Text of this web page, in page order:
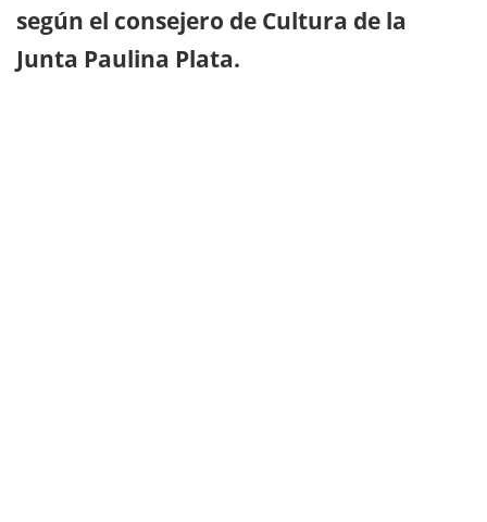
según el consejero de Cultura de la
Junta Paulina Plata.